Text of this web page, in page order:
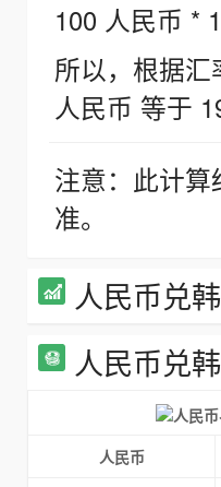
100 人民币 *
所以，根据
人民币 等于
注意：此计
准。
人民币兑
人民币兑
人民币